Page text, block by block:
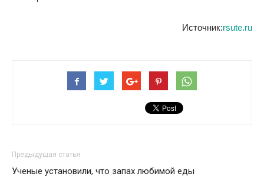
Источник:rsute.ru
Предыдущая статья
Ученые установили, что запах любимой еды